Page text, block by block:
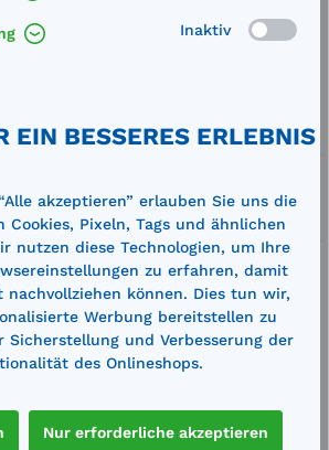
und brennbarer
Inaktiv
EIN BESSERES ERLEBNIS
akzeptieren” erlauben Sie uns die
Cookies, Pixeln, Tags und ähnlichen
nutzen diese Technologien, um Ihre
zu erfahren, damit
können. Dies tun wir,
Werbung bereitstellen zu
Sicherstellung und Verbesserung der
des Onlineshops.
Nur erforderliche akzeptieren